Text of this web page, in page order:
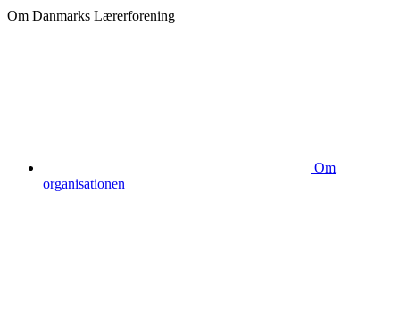
Om Danmarks Lærerforening
Om
organisationen